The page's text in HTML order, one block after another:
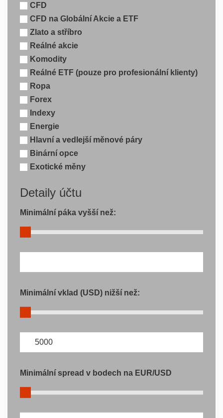
CFD
CFD na Globální Akcie a ETF
Zlato a stříbro
Reálné akcie
Komodity
Reálné ETF (pouze pro profesionální klienty)
Ropa
Forex
Indexy
Energie
Hlavní a vedlejší měnové páry
Binární opce
Exotické měny
Detaily účtu
Minimální páka vyšší než:
Minimální vklad (USD) nižší než:
Minimální spread v bodech na EUR/USD